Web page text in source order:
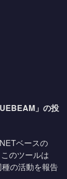
」の投
ベースの
のツールは
の活動を報告